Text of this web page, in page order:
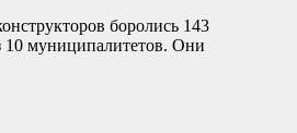
боролись 143
10 муниципалитетов. Они